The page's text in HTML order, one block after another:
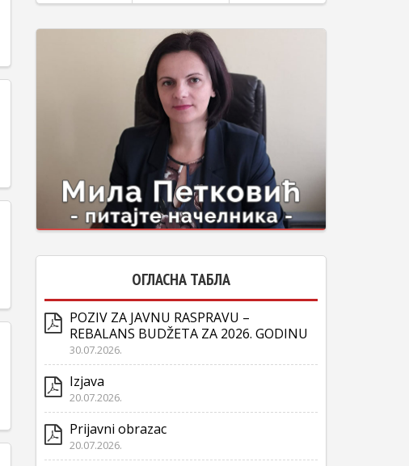
ОГЛАСНА ТАБЛА
POZIV ZA JAVNU RASPRAVU –
REBALANS BUDŽETA ZA 2026. GODINU
30.07.2026.
Izjava
20.07.2026.
Prijavni obrazac
20.07.2026.